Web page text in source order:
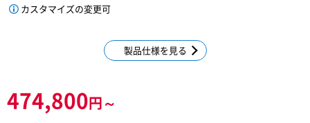
カスタマイズの変更可
製品仕様を見る
474,800円～